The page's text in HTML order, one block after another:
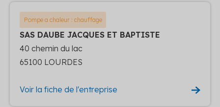
Pompe a chaleur : chauffage
SAS DAUBE JACQUES ET BAPTISTE
40 chemin du lac
65100 LOURDES
Voir la fiche de l'entreprise